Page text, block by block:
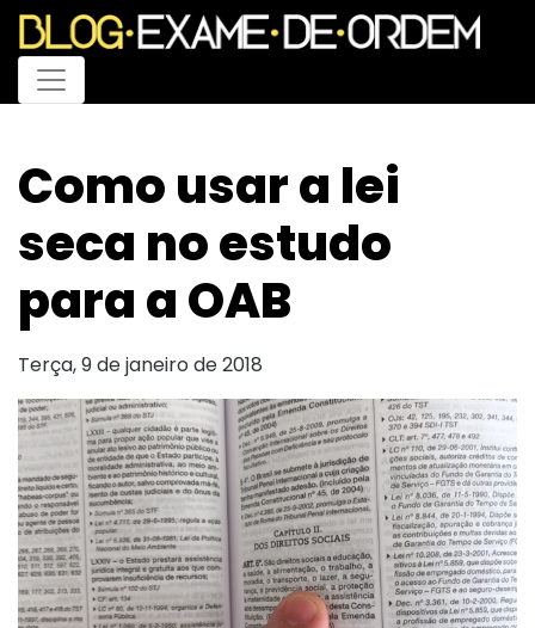
Menu
Como usar a lei
seca no estudo
para a OAB
Terça, 9 de janeiro de 2018